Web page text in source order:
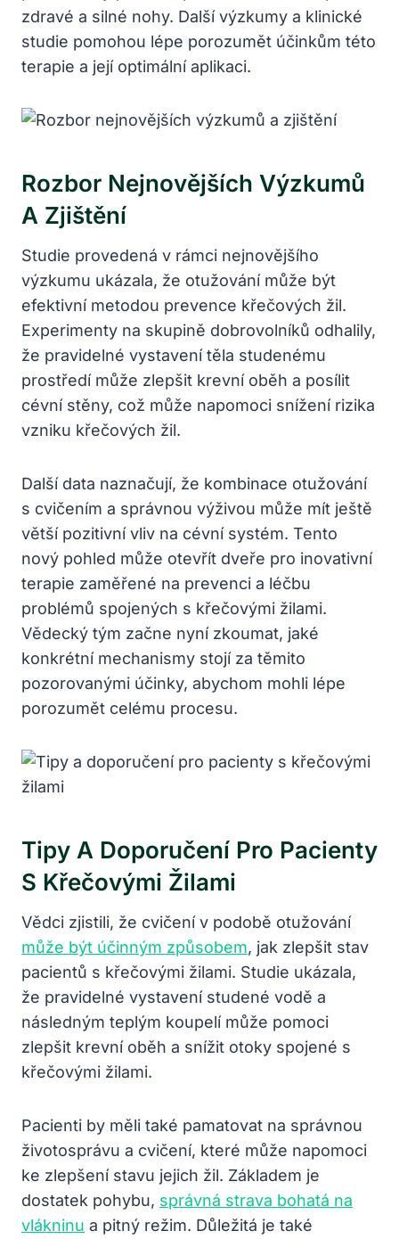
zdravé a silné nohy. Další výzkumy a klinické
studie pomohou lépe porozumět účinkům této
terapie a její optimální aplikaci.
Rozbor Nejnovějších Výzkumů
A Zjištění
Studie provedená v rámci nejnovějšího
výzkumu ukázala, že otužování může být
efektivní metodou prevence křečových žil.
Experimenty na skupině dobrovolníků odhalily,
že pravidelné vystavení těla studenému
prostředí může zlepšit krevní oběh a posílit
cévní stěny, což může napomoci snížení rizika
vzniku křečových žil.
Další data naznačují, že kombinace otužování
s cvičením a správnou výživou může mít ještě
větší pozitivní vliv na cévní systém. Tento
nový pohled může otevřít dveře pro inovativní
terapie zaměřené na prevenci a léčbu
problémů spojených s křečovými žilami.
Vědecký tým začne nyní zkoumat, jaké
konkrétní mechanismy stojí za těmito
pozorovanými účinky, abychom mohli lépe
porozumět celému procesu.
Tipy A Doporučení Pro Pacienty
S Křečovými Žilami
Vědci zjistili, že cvičení v podobě otužování
může být účinným způsobem, jak zlepšit stav
pacientů s křečovými žilami. Studie ukázala,
že pravidelné vystavení studené vodě a
následným teplým koupelí může pomoci
zlepšit krevní oběh a snížit otoky spojené s
křečovými žilami.
Pacienti by měli také pamatovat na správnou
životosprávu a cvičení, které může napomoci
ke zlepšení stavu jejich žil. Základem je
dostatek pohybu, správná strava bohatá na
vlákninu a pitný režim. Důležitá je také